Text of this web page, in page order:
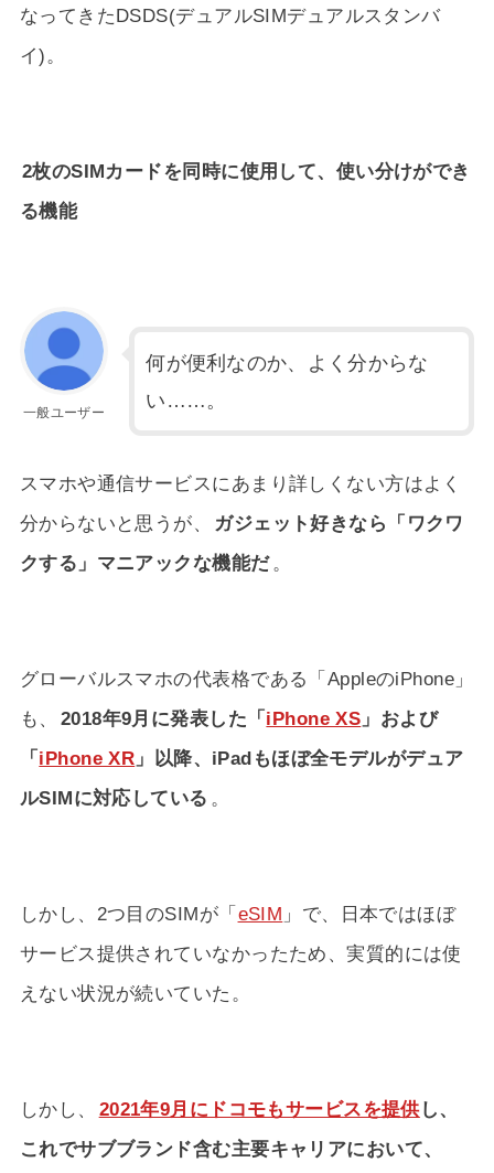
なってきたDSDS(デュアルSIMデュアルスタンバ
イ)。
2枚のSIMカードを同時に使用して、使い分けができ
る機能
一般ユーザー
何が便利なのか、よく分からな
い……。
スマホや通信サービスにあまり詳しくない方はよく
分からないと思うが、
ガジェット好きなら「ワクワ
クする」マニアックな機能だ 。
グローバルスマホの代表格である「AppleのiPhone」
も、
2018年9月に発表した「iPhone XS 」および
「iPhone XR 」以降、iPadもほぼ全モデルがデュア
ルSIMに対応している 。
しかし、2つ目のSIMが「eSIM 」で、日本ではほぼ
サービス提供されていなかったため、実質的には使
えない状況が続いていた。
しかし、 2021年9月にドコモもサービスを提供し、
これでサブブランド含む主要キャリアにおいて、